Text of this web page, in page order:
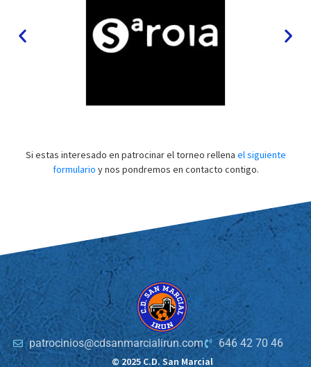
Si estas interesado en patrocinar el torneo rellena el siguiente
formulario y nos pondremos en contacto contigo.
patrocinios@cdsanmarcialirun.com
646 42 70 46
© 2025 C.D. San Marcial